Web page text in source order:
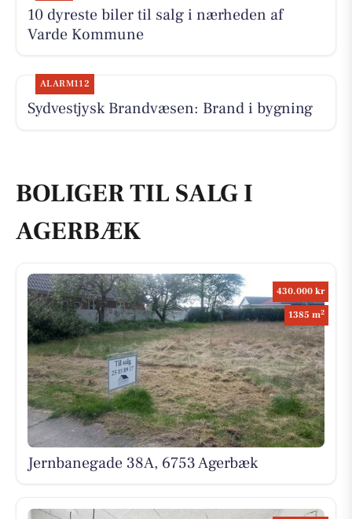
10 dyreste biler til salg i nærheden af
Varde Kommune
ALARM112
Sydvestjysk Brandvæsen: Brand i bygning
BOLIGER TIL SALG I
AGERBÆK
430.000 kr
1385 m2
Jernbanegade 38A, 6753 Agerbæk